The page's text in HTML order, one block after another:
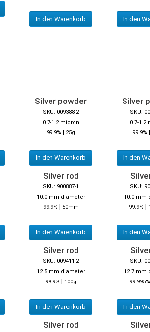
In den Warenkorb In den
Silver powder
SKU: 009388-2
0.7-1.2 micron
99.9% | 25g
In den Warenkorb
Silver
SKU:
0.7-1.2
99.9% |
In den
Silver rod
SKU: 900887-1
10.0 mm diameter
99.9% | 50mm
In den Warenkorb
SKU:
10.0 mm
99.9% |
In den
Silver rod
SKU: 009411-2
12.5 mm diameter
99.9% | 100g
In den Warenkorb
SKU:
12.7 mm
99.995%
In den
Silver rod